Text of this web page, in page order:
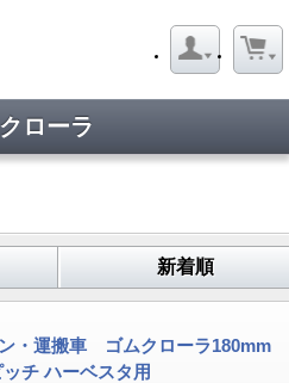
ローラ
新着順
・運搬車 ゴムクローラ180mm
チ ハーベスタ用